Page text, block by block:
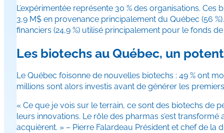
L’expérimentée représente 30 % des organisations.
3,9 M$ en provenance principalement du Québec (56
financiers (24,9 %) utilisé principalement pour le fonds
Les biotechs au Québec, un
Le Québec foisonne de nouvelles biotechs : 49 % ont
millions sont alors investis avant de générer les
« Ce que je vois sur le terrain, ce sont des biotechs de
leurs innovations. Le rôle des pharmas s’est
acquièrent. » – Pierre Falardeau Président et chef de la